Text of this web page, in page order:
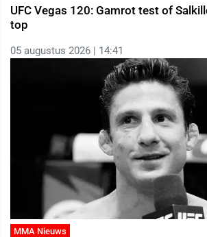
UFC Vegas 120: Gamrot test of
top
05 augustus 2026 | 14:41
MMA Nieuws